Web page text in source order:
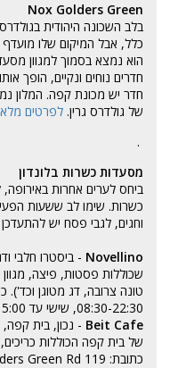
Nox Golders Green
בלב השכונה היהודית
כלל, אבל המיקום שלו מועדף
הוא נמצא בסמוך למגוון
חדרים נוחים ונקיים, הופך
של גולדרס גרין. לפרטים
.
מסעדות כשרות בלונדון
ביחס לערים אחרות באירופה,
כשרות. שימו לב ששעות
וחגים, לגבי פסח יש
Novellino - ביסטרו חלבי
שכוללות פסטות, פיצה,
08:30-22:30, שישי עד 15:00 ושבת סגור
Beit Cafe - נכון, בית
של בית קפה הכוללות